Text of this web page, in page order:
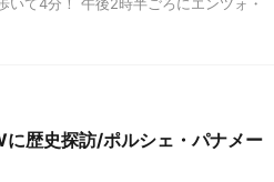
歴史探訪/ポルシェ・パナメー